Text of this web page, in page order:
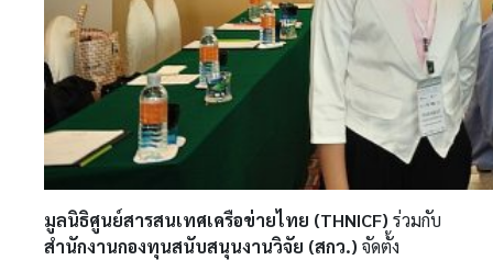
มูลนิธิศูนย์สารสนเทศเครือข่ายไทย (THNICF) ร่วมกับ
สำนักงานกองทุนสนับสนุนงานวิจัย (สกว.) จัดตั้ง